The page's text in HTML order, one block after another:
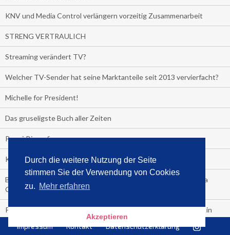
Durch die weitere Nutzung der Seite
stimmen Sie der Verwendung von Cookies
zu. Mehr erfahren
Akzeptieren
KNV und Media Control verlängern vorzeitig Zusammenarbeit
STRENG VERTRAULICH
Streaming verändert TV?
Welcher TV-Sender hat seine Marktanteile seit 2013 vervierfacht?
Michelle for President!
Das gruseligste Buch aller Zeiten
Promi-Biografien
Kerkeling erhält Spitzenfeder für meistverkauftes Buch
Börsenverein und MVB verlängern vorzeitig Verträge mit Media
Control bis 2024
PocketBook, Ceebo und Umbreit bringen Hörbuch-Downloads in
die Cloud
Impressum Kontakt Datenschutzerklärung